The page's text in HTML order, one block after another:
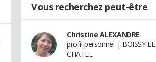
Vous recherchez peut-être
Christine ALEXANDRE
profil personnel | BOISSY LE
CHATEL